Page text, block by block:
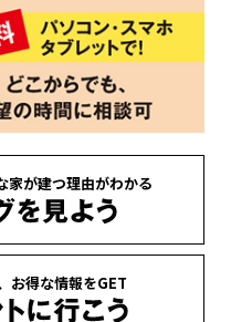
家が建つ理由がわかる
お得な情報をGET